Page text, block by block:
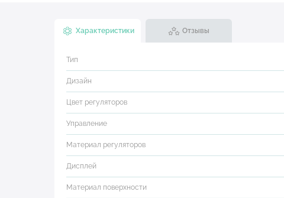
Характеристики Отзывы
Тип
Дизайн
Цвет регуляторов
Управление
Материал регуляторов
Дисплей
Материал поверхности